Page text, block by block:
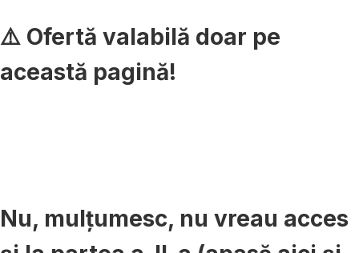
⚠️ Ofertă valabilă doar pe
această pagină!
Nu, mulțumesc, nu vreau acces